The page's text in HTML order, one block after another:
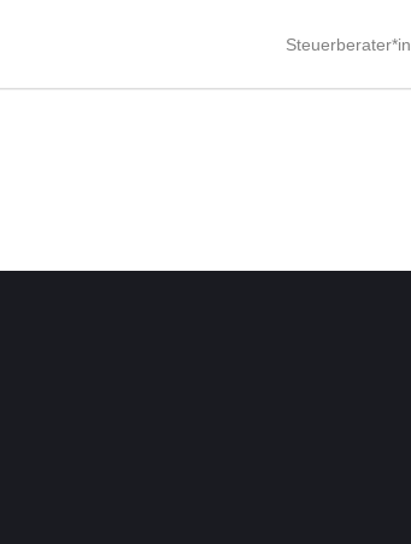
Steuerberater*in